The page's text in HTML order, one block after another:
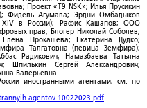
Проект «T9 NSK»; Илья Прусикин
Фидель Агумава; Эрдни Омбадыков
XIV в России); Рафис Кашапов; ООО
прав; Блогер Николай Соболев;
Прокашева; Екатерина Дудко;
Талгатовна (певица Земфира);
Радикович; Намазбаева Татьяна
Шпилькин Сергей Александрович;
Валерьевна
иностранными агентами, см. по
agentov-10022023.pdf